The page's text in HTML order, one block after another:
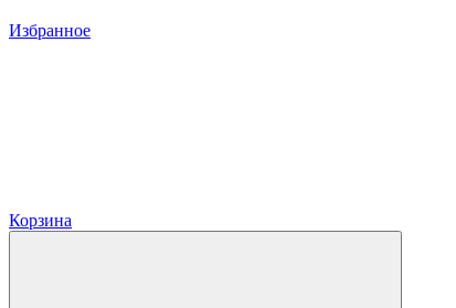
Избранное
Корзина